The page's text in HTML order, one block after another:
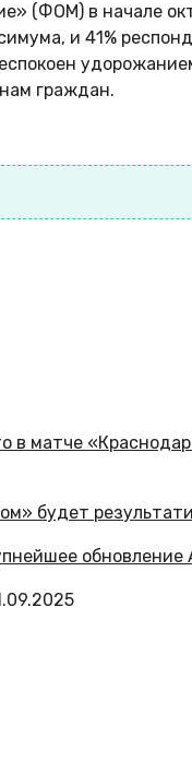
(ФОМ) в начале
и 41%
граждан.
будет